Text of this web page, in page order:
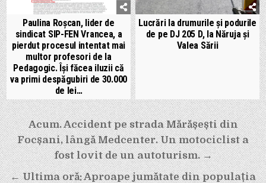
Paulina Roșcan, lider de
sindicat SIP-FEN Vrancea, a
pierdut procesul intentat mai
multor profesori de la
Pedagogic. Își făcea iluzii că
va primi despăgubiri de 30.000
de lei…
Lucrări la drumurile și podurile
de pe DJ 205 D, la Năruja și
Valea Sării
Navigare
în
articole
Acum. Accident pe strada Mărășești din
Focșani, lângă Medcenter. Un motociclist a
fost lovit de un autoturism. →
← Ultima oră: Aproape jumătate din populația